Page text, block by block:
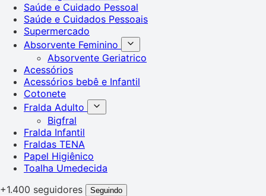
Saúde e Cuidado Pessoal
Saúde e Cuidados Pessoais
Supermercado
Absorvente Feminino
Absorvente Geriatrico
Acessórios
Acessórios bebê e Infantil
Cotonete
Fralda Adulto
Bigfral
Fralda Infantil
Fraldas TENA
Papel Higiênico
Toalha Umedecida
+1.400 seguidores
Seguindo